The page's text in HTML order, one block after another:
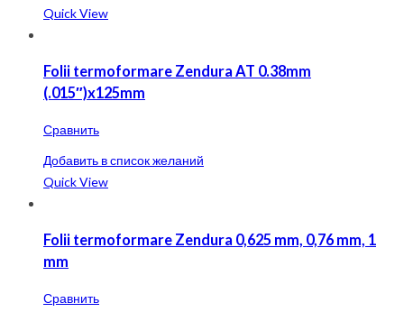
Quick View
Folii termoformare Zendura AT 0.38mm
(.015″)x125mm
Сравнить
Добавить в список желаний
Quick View
Folii termoformare Zendura 0,625 mm, 0,76 mm, 1
mm
Сравнить